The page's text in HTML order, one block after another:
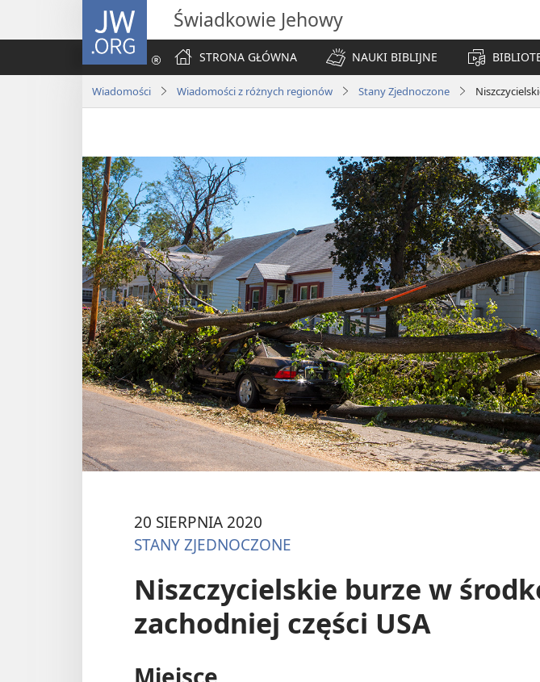
JW.ORG Świadkowie Jehowy
STRONA GŁÓWNA
NAUKI BIBLIJNE
Wiadomości Wiadomości z różnych regionów Stany Zjednoczone
20 SIERPNIA 2020
STANY ZJEDNOCZONE
Niszczycielskie burze w
zachodniej części USA